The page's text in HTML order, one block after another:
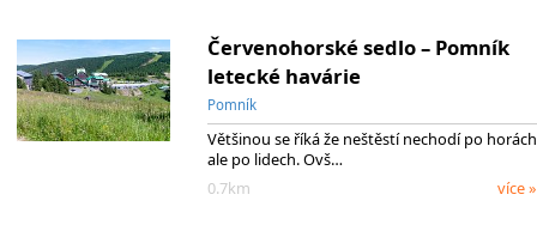
Červenohorské sedlo – Pomník
letecké havárie
Pomník
Většinou se říká že neštěstí nechodí po horách
ale po lidech. Ovš…
0.7km
více »